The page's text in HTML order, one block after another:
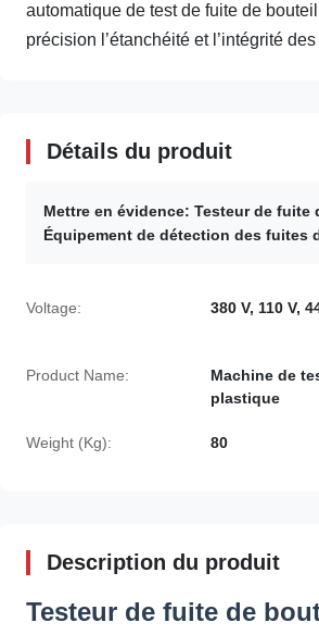
automatique de test de fuite de
précision l’étanchéité et l’intégrité des
Détails du produit
Mettre en évidence: Testeur de fuite
Équipement de détection des fuites
Voltage: 380 V, 110 V,
Product Name:
Machine de
plastique
Weight (Kg): 80
Description du produit
Testeur de fuite de